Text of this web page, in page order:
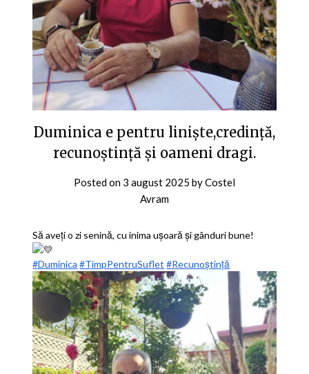
Duminica e pentru liniște,credință,
recunoștință și oameni dragi.
Posted on 3 august 2025 byCostel
Avram
Să aveți o zi senină, cu inima ușoară și gânduri bune!
#Duminica #TimpPentruSuflet #Recunoștință